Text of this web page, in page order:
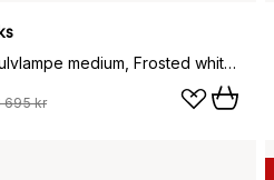
Lantern gulvlampe medium, Frosted white opal glass
695 kr